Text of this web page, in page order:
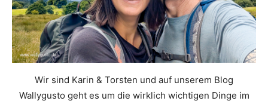
Wir sind Karin & Torsten und auf unserem Blog
Wallygusto geht es um die wirklich wichtigen Dinge im